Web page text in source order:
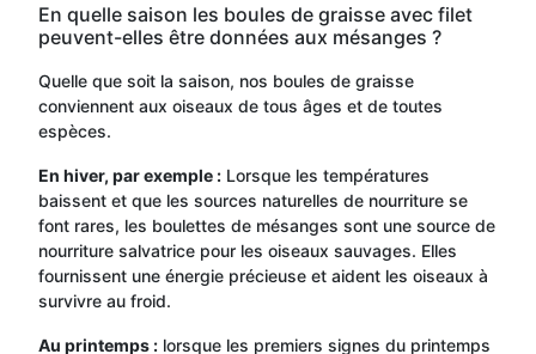
En quelle saison les boules de graisse avec filet
peuvent-elles être données aux mésanges ?
Quelle que soit la saison, nos boules de graisse
conviennent aux oiseaux de tous âges et de toutes
espèces.
En hiver, par exemple : Lorsque les températures
baissent et que les sources naturelles de nourriture se
font rares, les boulettes de mésanges sont une source de
nourriture salvatrice pour les oiseaux sauvages. Elles
fournissent une énergie précieuse et aident les oiseaux à
survivre au froid.
Au printemps : lorsque les premiers signes du printemps